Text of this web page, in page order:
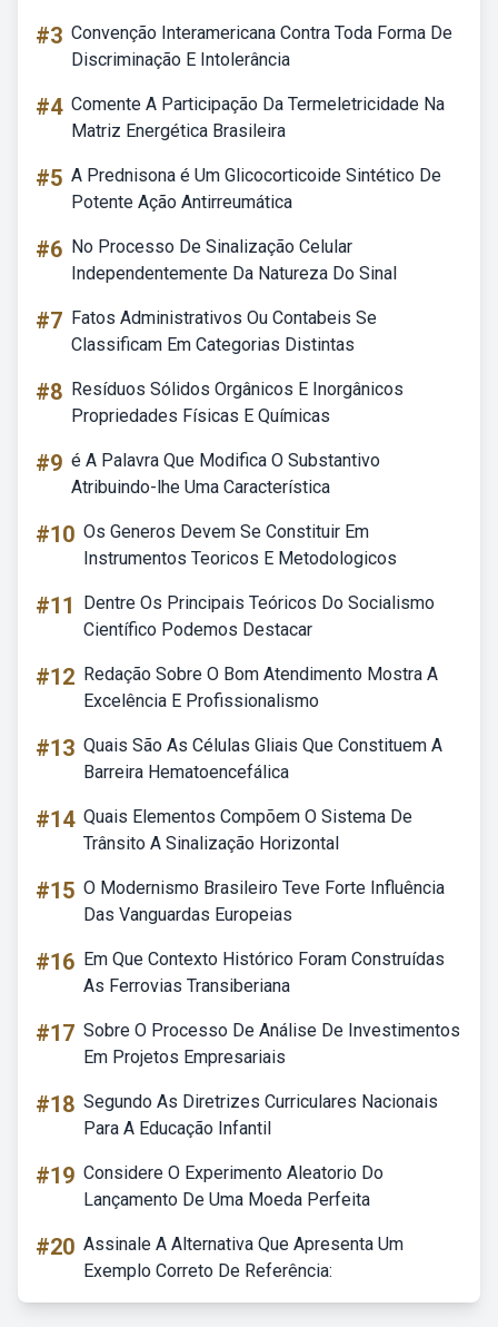
#3 Convenção Interamericana Contra Toda Forma De
Discriminação E Intolerância
#4 Comente A Participação Da Termeletricidade Na
Matriz Energética Brasileira
#5 A Prednisona é Um Glicocorticoide Sintético De
Potente Ação Antirreumática
#6 No Processo De Sinalização Celular
Independentemente Da Natureza Do Sinal
#7 Fatos Administrativos Ou Contabeis Se
Classificam Em Categorias Distintas
#8 Resíduos Sólidos Orgânicos E Inorgânicos
Propriedades Físicas E Químicas
#9 é A Palavra Que Modifica O Substantivo
Atribuindo-lhe Uma Característica
#10 Os Generos Devem Se Constituir Em
Instrumentos Teoricos E Metodologicos
#11
Dentre Os Principais Teóricos Do Socialismo
Científico Podemos Destacar
#12 Redação Sobre O Bom Atendimento Mostra A
Excelência E Profissionalismo
#13 Quais São As Células Gliais Que Constituem A
Barreira Hematoencefálica
#14 Quais Elementos Compõem O Sistema De
Trânsito A Sinalização Horizontal
#15 O Modernismo Brasileiro Teve Forte Influência
Das Vanguardas Europeias
#16 Em Que Contexto Histórico Foram Construídas
As Ferrovias Transiberiana
#17 Sobre O Processo De Análise De Investimentos
Em Projetos Empresariais
#18 Segundo As Diretrizes Curriculares Nacionais
Para A Educação Infantil
#19 Considere O Experimento Aleatorio Do
Lançamento De Uma Moeda Perfeita
#20 Assinale A Alternativa Que Apresenta Um
Exemplo Correto De Referência: